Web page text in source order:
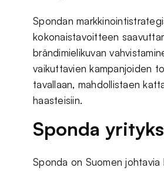
Spondan
kokonaistavoitteen
brändimielikuvan
vaikuttavien kampanjoiden
tavallaan, mahdollistaen
haasteisiin.
Sponda
Sponda on Suomen